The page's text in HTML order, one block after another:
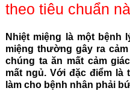
theo tiêu chuẩn
Nhiệt miệng là một bệnh
miệng thường gây ra
chúng ta ăn mất cảm
mất ngủ. Với đặc điểm
làm cho bệnh nhân phải